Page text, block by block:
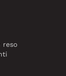
reso